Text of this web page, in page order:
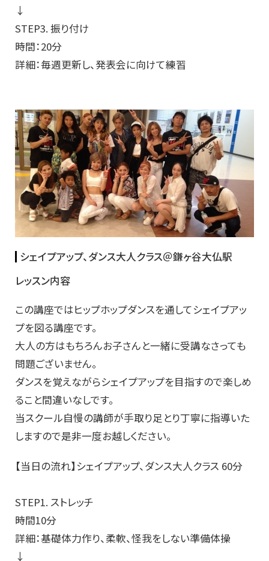
↓
STEP3. 振り付け
時間：20分
詳細：毎週更新し、発表会に向けて練習
シェイプアップ、ダンス大人クラス＠鎌ヶ谷大仏駅
レッスン内容
この講座ではヒップホップダンスを通してシェイプアッ
プを図る講座です。
大人の方はもちろんお子さんと一緒に受講なさっても
問題ございません。
ダンスを覚えながらシェイプアップを目指すので楽しめ
ること間違いなしです。
当スクール自慢の講師が手取り足とり丁寧に指導いた
しますので是非一度お越しください。
【当日の流れ】シェイプアップ、ダンス大人クラス 60分
STEP1. ストレッチ
時間10分
詳細：基礎体力作り、柔軟、怪我をしない準備体操
↓